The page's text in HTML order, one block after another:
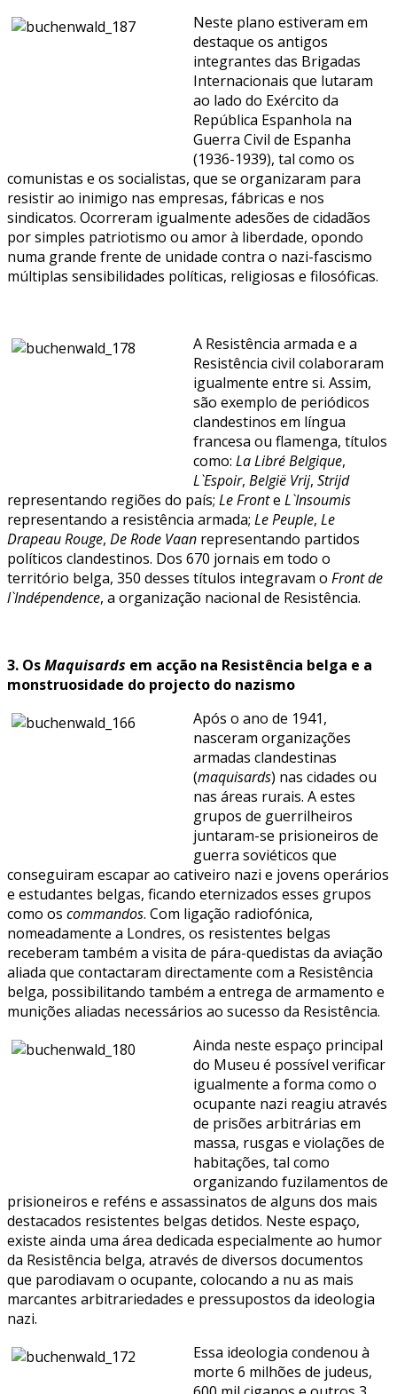
Neste plano estiveram em
destaque os antigos
integrantes das Brigadas
Internacionais que lutaram
ao lado do Exército da
República Espanhola na
Guerra Civil de Espanha
(1936-1939), tal como os
comunistas e os socialistas, que se organizaram para
resistir ao inimigo nas empresas, fábricas e nos
sindicatos. Ocorreram igualmente adesões de cidadãos
por simples patriotismo ou amor à liberdade, opondo
numa grande frente de unidade contra o nazi-fascismo
múltiplas sensibilidades políticas, religiosas e filosóficas.
A Resistência armada e a
Resistência civil colaboraram
igualmente entre si. Assim,
são exemplo de periódicos
clandestinos em língua
francesa ou flamenga, títulos
como: La Libré Belgique,
L`Espoir, België Vrij, Strijd
representando regiões do país; Le Fronte L`Insoumis
representando a resistência armada; Le Peuple, Le
Drapeau Rouge, De Rode Vaan representando partidos
políticos clandestinos. Dos 670 jornais em todo o
território belga, 350 desses títulos integravam o Front de
l`Indépendence, a organização nacional de Resistência.
3. OsMaquisards em acção na Resistência belga e a
monstruosidade do projecto do nazismo
Após o ano de 1941,
nasceram organizações
armadas clandestinas
(maquisards) nas cidades ou
nas áreas rurais. A estes
grupos de guerrilheiros
juntaram-se prisioneiros de
guerra soviéticos que
conseguiram escapar ao cativeiro nazi e jovens operários
e estudantes belgas, ficando eternizados esses grupos
como os commandos. Com ligação radiofónica,
nomeadamente a Londres, os resistentes belgas
receberam também a visita de pára-quedistas da aviação
aliada que contactaram directamente com a Resistência
belga, possibilitando também a entrega de armamento e
munições aliadas necessários ao sucesso da Resistência.
Ainda neste espaço principal
do Museu é possível verificar
igualmente a forma como o
ocupante nazi reagiu através
de prisões arbitrárias em
massa, rusgas e violações de
habitações, tal como
organizando fuzilamentos de
prisioneiros e reféns e assassinatos de alguns dos mais
destacados resistentes belgas detidos. Neste espaço,
existe ainda uma área dedicada especialmente ao humor
da Resistência belga, através de diversos documentos
que parodiavam o ocupante, colocando a nu as mais
marcantes arbitrariedades e pressupostos da ideologia
nazi.
Essa ideologia condenou à
morte 6 milhões de judeus,